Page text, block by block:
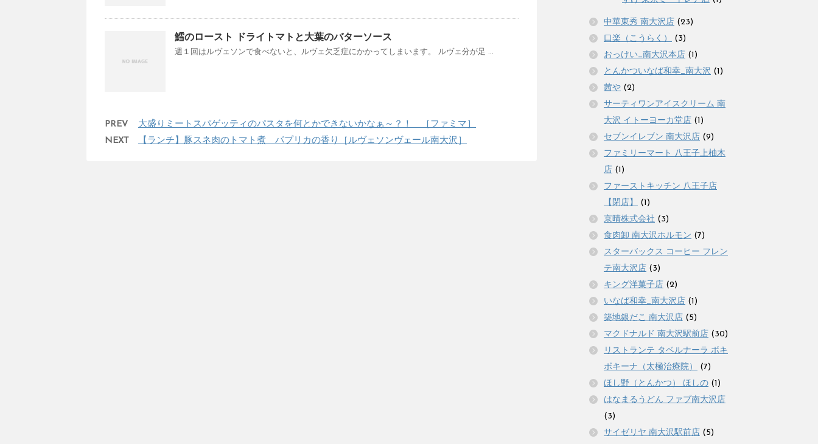
鱈のロースト ドライトマトと大葉のバターソース
週１回はルヴェソンで食べないと、ルヴェ欠乏症にかかってしまいます。 ルヴェ分が足 ...
PREV
大盛りミートスパゲッティのパスタを何とかできないかなぁ～？！ ［ファミマ］
NEXT
【ランチ】豚スネ肉のトマト煮 パプリカの香り［ルヴェソンヴェール南大沢］
中華東秀 南大沢店 (23)
口楽（こうらく）
(3)
おっけい_南大沢本店 (1)
とんかついなば和幸_南大沢 (1)
茜や (2)
サーティワンアイスクリーム 南
大沢 イトーヨーカ堂店 (1)
セブンイレブン 南大沢店 (9)
ファミリーマート 八王子上柚木
店 (1)
ファーストキッチン 八王子店
【閉店】
(1)
京晴株式会社 (3)
食肉卸 南大沢ホルモン (7)
スターバックス コーヒー フレン
テ南大沢店 (3)
キング洋菓子店 (2)
いなば和幸_南大沢店 (1)
築地銀だこ 南大沢店 (5)
マクドナルド 南大沢駅前店 (30)
リストランテ タベルナーラ ボキ
ボキーナ（太極治療院）
(7)
ほし野（とんかつ） ほしの (1)
はなまるうどん ファブ南大沢店
(3)
サイゼリヤ 南大沢駅前店 (5)